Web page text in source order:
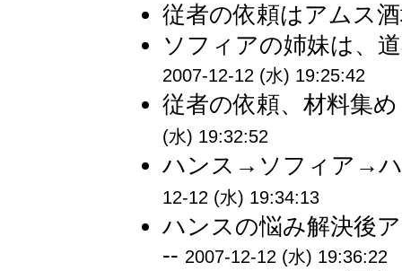
従者の依頼はアムス
ソフィアの姉妹は、
2007-12-12 (水) 19:25:42
従者の依頼、材料集
(水) 19:32:52
ハンス→ソフィア→
12-12 (水) 19:34:13
ハンスの悩み解決後
-- 2007-12-12 (水) 19:36:22